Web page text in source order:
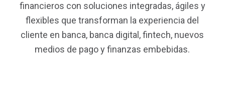
financieros con soluciones integradas, ágiles y
flexibles que transforman la experiencia del
cliente en banca, banca digital, fintech, nuevos
medios de pago y finanzas embebidas.